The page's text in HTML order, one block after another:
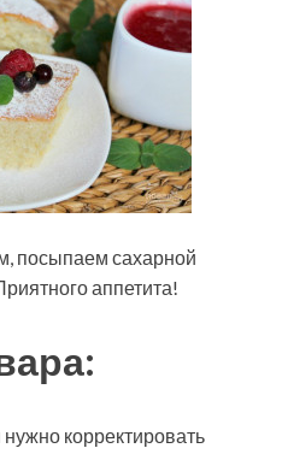
посыпаем сахарной
аппетита!
корректировать